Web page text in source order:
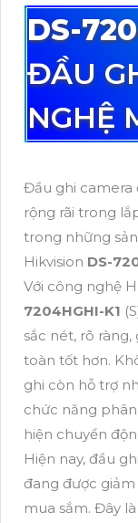
DS-
ĐẦU
NGHỆ
Đầu ghi camera
rộng rãi trong
trong những
Hikvision DS-
Với công nghệ
7204HGHI-K1
sắc nét, rõ
toàn tốt hơn.
ghi còn hỗ trợ
chức năng
hiện chuyển
Hiện nay, đầu
đang được giảm
mua sắm. Đây